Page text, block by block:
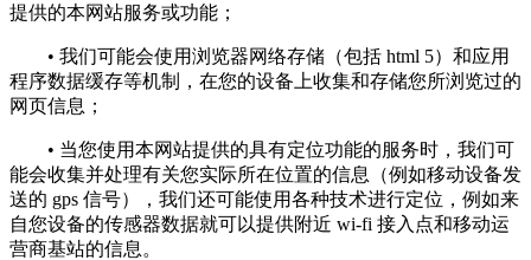
提供的本网站服务或功能；
• 我们可能会使用浏览器网络存储（包括 html 5）和应用
程序数据缓存等机制，在您的设备上收集和存储您所浏览过的
网页信息；
• 当您使用本网站提供的具有定位功能的服务时，我们可
能会收集并处理有关您实际所在位置的信息（例如移动设备发
送的 gps 信号），我们还可能使用各种技术进行定位，例如来
自您设备的传感器数据就可以提供附近 wi-fi 接入点和移动运
营商基站的信息。